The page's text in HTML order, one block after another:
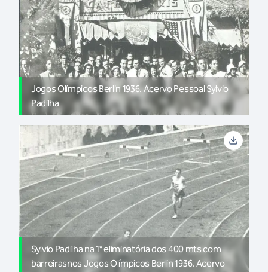
Jogos Olímpicos Berlin 1936. Acervo Pessoal Sylvio
Padilha
Sylvio Padilha na 1° eliminatória dos 400 mts com
barreirasnos Jogos Olímpicos Berlin 1936. Acervo